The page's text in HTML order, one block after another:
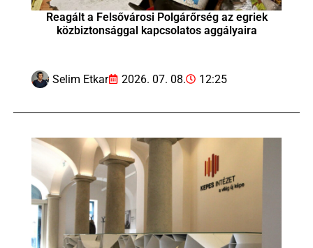
Reagált a Felsővárosi Polgárőrség az egriek
közbiztonsággal kapcsolatos aggályaira
Selim Etkar 2026. 07. 08. 12:25